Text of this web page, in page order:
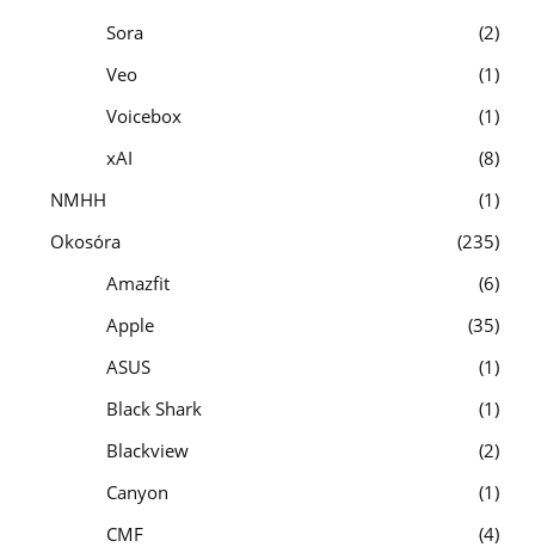
Sora
2
Veo
1
Voicebox
1
xAI
8
NMHH
1
Okosóra
235
Amazfit
6
Apple
35
ASUS
1
Black Shark
1
Blackview
2
Canyon
1
CMF
4